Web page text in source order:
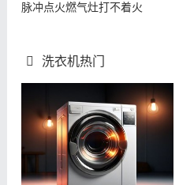
脉冲点火燃气灶打不着火
洗衣机热门